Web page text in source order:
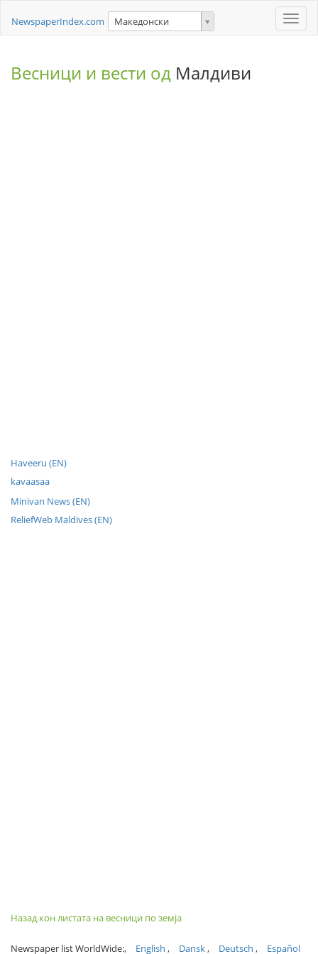
Toggle
NewspaperIndex.com Македонски
Весници и вести од Малдиви
Haveeru (EN)
kavaasaa
Minivan News (EN)
ReliefWeb Maldives (EN)
Назад кон листата на весници по земја
Newspaper list WorldWide: English Dansk Deutsch Español